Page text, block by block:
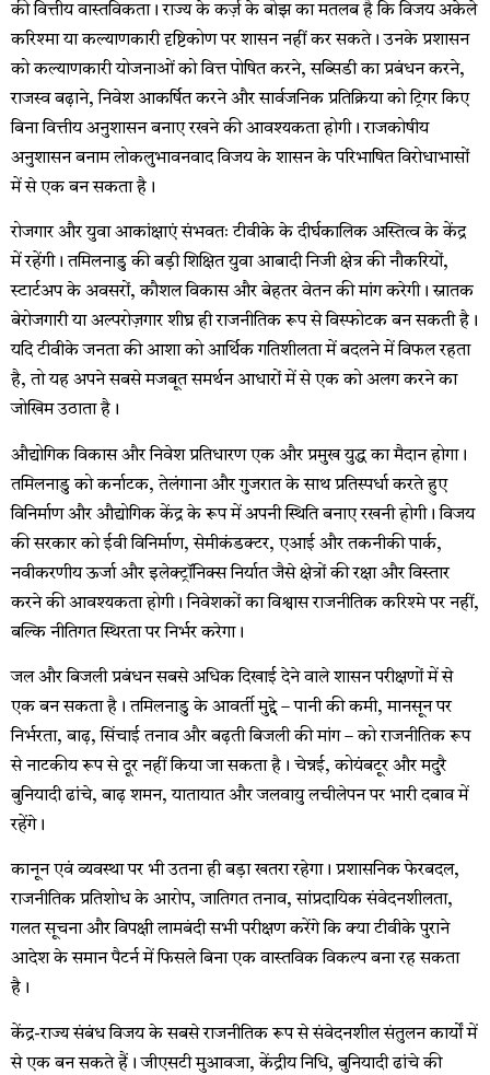
की वित्तीय वास्तविकता। राज्य के कर्ज़ के बोझ का मतलब है कि विजय अकेले
करिश्मा या कल्याणकारी दृष्टिकोण पर शासन नहीं कर सकते। उनके प्रशासन
को कल्याणकारी योजनाओं को वित्त पोषित करने, सब्सिडी का प्रबंधन करने,
राजस्व बढ़ाने, निवेश आकर्षित करने और सार्वजनिक प्रतिक्रिया को ट्रिगर किए
बिना वित्तीय अनुशासन बनाए रखने की आवश्यकता होगी। राजकोषीय
अनुशासन बनाम लोकलुभावनवाद विजय के शासन के परिभाषित विरोधाभासों
में से एक बन सकता है।
रोजगार और युवा आकांक्षाएं संभवतः टीवीके के दीर्घकालिक अस्तित्व के केंद्र
में रहेंगी। तमिलनाडु की बड़ी शिक्षित युवा आबादी निजी क्षेत्र की नौकरियों,
स्टार्टअप के अवसरों, कौशल विकास और बेहतर वेतन की मांग करेगी। स्नातक
बेरोजगारी या अल्परोज़गार शीघ्र ही राजनीतिक रूप से विस्फोटक बन सकती है।
यदि टीवीके जनता की आशा को आर्थिक गतिशीलता में बदलने में विफल रहता
है, तो यह अपने सबसे मजबूत समर्थन आधारों में से एक को अलग करने का
जोखिम उठाता है।
औद्योगिक विकास और निवेश प्रतिधारण एक और प्रमुख युद्ध का मैदान होगा।
तमिलनाडु को कर्नाटक, तेलंगाना और गुजरात के साथ प्रतिस्पर्धा करते हुए
विनिर्माण और औद्योगिक केंद्र के रूप में अपनी स्थिति बनाए रखनी होगी। विजय
की सरकार को ईवी विनिर्माण, सेमीकंडक्टर, एआई और तकनीकी पार्क,
नवीकरणीय ऊर्जा और इलेक्ट्रॉनिक्स निर्यात जैसे क्षेत्रों की रक्षा और विस्तार
करने की आवश्यकता होगी। निवेशकों का विश्वास राजनीतिक करिश्मे पर नहीं,
बल्कि नीतिगत स्थिरता पर निर्भर करेगा।
जल और बिजली प्रबंधन सबसे अधिक दिखाई देने वाले शासन परीक्षणों में से
एक बन सकता है। तमिलनाडु के आवर्ती मुद्दे – पानी की कमी, मानसून पर
निर्भरता, बाढ़, सिंचाई तनाव और बढ़ती बिजली की मांग – को राजनीतिक रूप
से नाटकीय रूप से दूर नहीं किया जा सकता है। चेन्नई, कोयंबटूर और मदुरै
बुनियादी ढांचे, बाढ़ शमन, यातायात और जलवायु लचीलेपन पर भारी दबाव में
रहेंगे।
कानून एवं व्यवस्था पर भी उतना ही बड़ा खतरा रहेगा। प्रशासनिक फेरबदल,
राजनीतिक प्रतिशोध के आरोप, जातिगत तनाव, सांप्रदायिक संवेदनशीलता,
गलत सूचना और विपक्षी लामबंदी सभी परीक्षण करेंगे कि क्या टीवीके पुराने
आदेश के समान पैटर्न में फिसले बिना एक वास्तविक विकल्प बना रह सकता
है।
केंद्र-राज्य संबंध विजय के सबसे राजनीतिक रूप से संवेदनशील संतुलन कार्यों में
से एक बन सकते हैं। जीएसटी मुआवजा, केंद्रीय निधि, बुनियादी ढांचे की